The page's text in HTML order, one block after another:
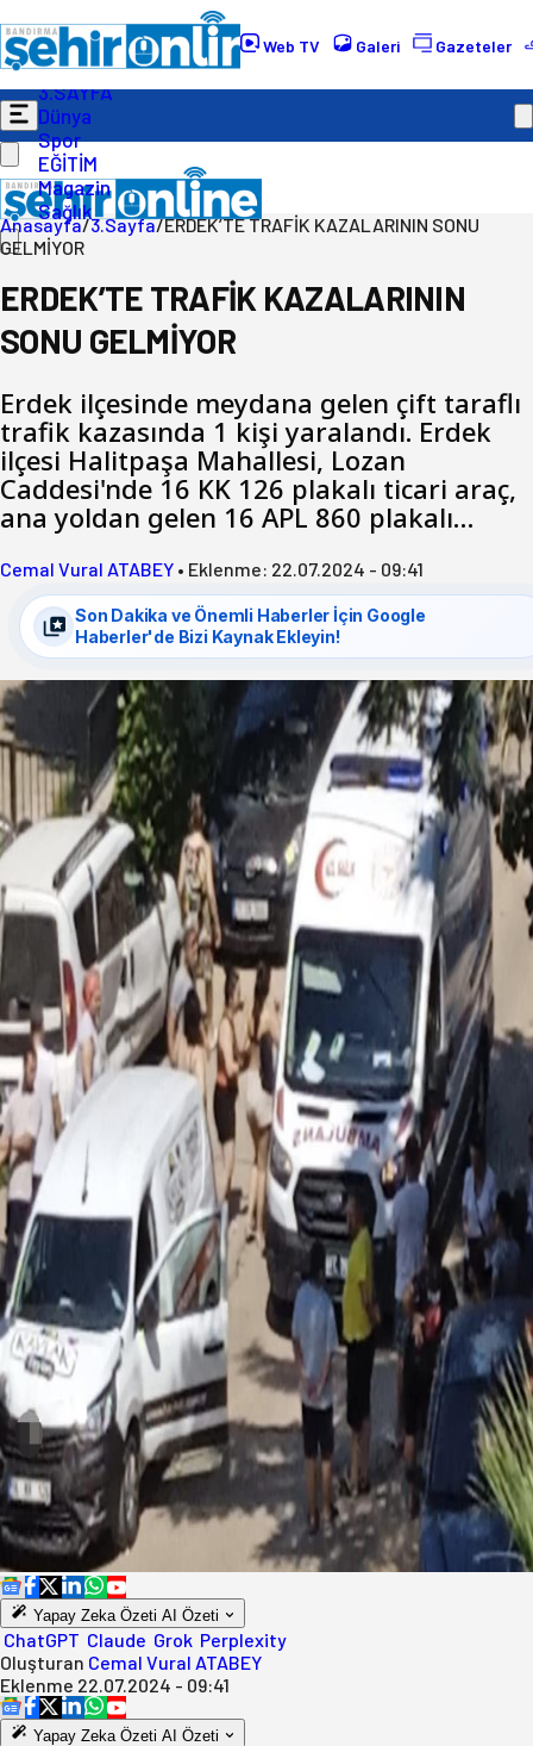
Web TV Galeri Gazeteler
Gündem
Ekonomi
Politika
3.SAYFA
Dünya
Spor
EĞİTİM
Magazin
Sağlık
Anasayfa/3.Sayfa/ERDEK’TE TRAFİK KAZALARININ SONU
GELMİYOR
ERDEK’TE TRAFİK KAZALARININ
SONU GELMİYOR
Erdek ilçesinde meydana gelen çift taraflı
trafik kazasında 1 kişi yaralandı. Erdek
ilçesi Halitpaşa Mahallesi, Lozan
Caddesi'nde 16 KK 126 plakalı ticari araç,
ana yoldan gelen 16 APL 860 plakalı…
Cemal Vural ATABEY • Eklenme: 22.07.2024 - 09:41
Son Dakika ve Önemli Haberler İçin Google
Haberler'de Bizi Kaynak Ekleyin!
Yapay Zeka Özeti AI Özeti
ChatGPT Claude Grok Perplexity
Oluşturan Cemal Vural ATABEY
Eklenme 22.07.2024 - 09:41
Yapay Zeka Özeti AI Özeti